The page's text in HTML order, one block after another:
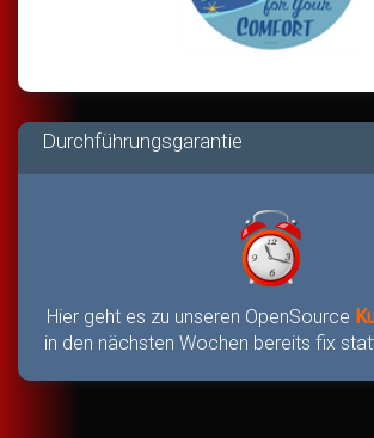
Durchführungsgarantie
Hier geht es zu unseren OpenSource
in den nächsten Wochen bereits fix